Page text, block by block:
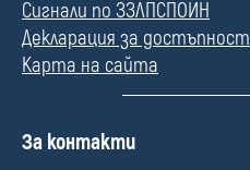
Сигнали по ЗЗЛПСПОИН
Декларация за достъпност
Карта на сайта
П
За контакти